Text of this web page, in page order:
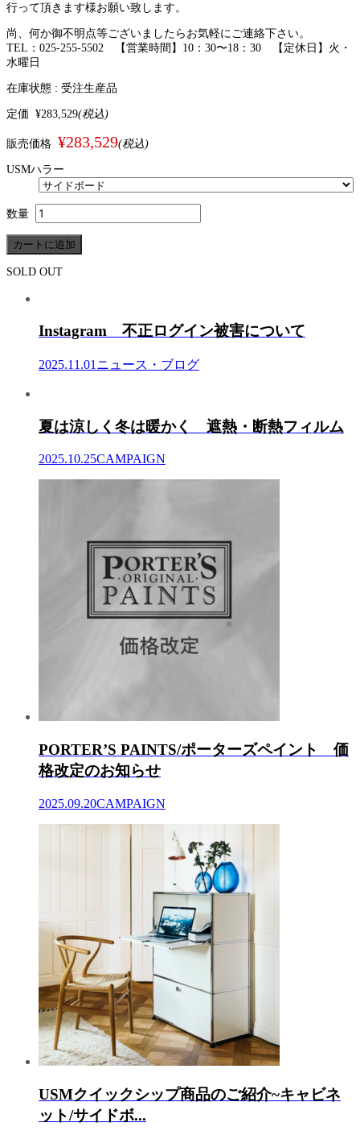
行って頂きます様お願い致します。
尚、何か御不明点等ございましたらお気軽にご連絡下さい。
TEL：025-255-5502 【営業時間】10：30〜18：30 【定休日】火・
水曜日
在庫状態 : 受注生産品
定価 ¥283,529(税込)
販売価格 ¥283,529(税込)
USMハラー
数量
SOLD OUT
Instagram 不正ログイン被害について
2025.11.01 ニュース・ブログ
夏は涼しく冬は暖かく 遮熱・断熱フィルム
2025.10.25CAMPAIGN
PORTER’S PAINTS/ポーターズペイント 価
格改定のお知らせ
2025.09.20CAMPAIGN
USMクイックシップ商品のご紹介~キャビネ
ット/サイドボ...